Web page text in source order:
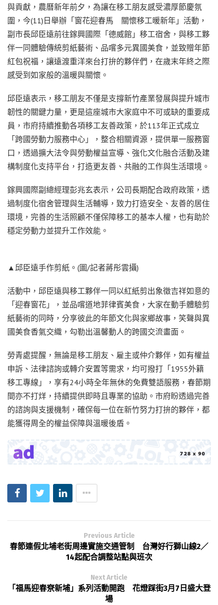
與貢獻，農曆新年前夕，為讓在移工朋友感受濃厚節慶氛
圍，今(11)日舉辦「窗花迎春馬 關懷移工暖新年」活動，
副市長邱臣遠前往鎵興國際「德威館」移工宿舍，與移工夥
伴一同體驗傳統剪紙藝術、品嚐多元異國美食，並致贈年節
紅包祝福，讓遠渡重洋來台打拚的夥伴們，在歲末年終之際
感受到如家般的溫暖與關懷。
邱臣遠表示，移工朋友不僅是支撐新竹產業發展與提升城市
韌性的關鍵力量，更是這座城市大家庭中不可或缺的重要成
員，市府持續推動各項移工友善政策，於113年正式成立
「跨國勞動力服務中心」，整合相關資源，提供單一服務窗
口，透過擴大法令與勞動權益宣導、強化文化融合活動及建
構制度化支持平台，打造更友善、共融的工作與生活環境。
鎵興國際副總經理彭兆玄表示，公司長期配合政府政策，透
過制度化宿舍管理與生活輔導，致力打造安全、友善的居住
環境，完善的生活照顧不僅保障移工的基本人權，也有助於
穩定勞動力並提升工作效能。
▲邱臣遠手作剪紙。(圖/記者蔣彤雲攝)
活動中，邱臣遠與移工夥伴一同以紅紙剪出象徵吉祥如意的
「迎春窗花」，並品嚐道地菲律賓美食，大家在動手體驗剪
紙藝術的同時，分享彼此的年節文化與家鄉故事，笑聲與異
國美食香氣交織，勾勒出溫馨動人的跨國交流畫面。
勞青處提醒，無論是移工朋友、雇主或仲介夥伴，如有權益
申訴、法律諮詢或轉介安置等需求，均可撥打「1955外籍
移工專線」，享有24小時全年無休的免費雙語服務，春節期
間亦不打烊，持續提供即時且專業的協助。市府盼透過完善
的諮詢與支援機制，確保每一位在新竹努力打拚的夥伴，都
能獲得周全的權益保障與溫暖後盾。
Previous Article
春節連假北埔老街周邊實施交通管制 台灣好行獅山線2／
14起配合調整站點與班次
Next Article
「福馬迎春尞新埔」系列活動開跑 花燈踩街3月7日盛大登
場